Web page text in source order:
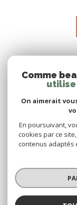
Nos honoraires
Comme
utilise
On aimerait
En poursuivant,
cookies par ce
contenus adaptés